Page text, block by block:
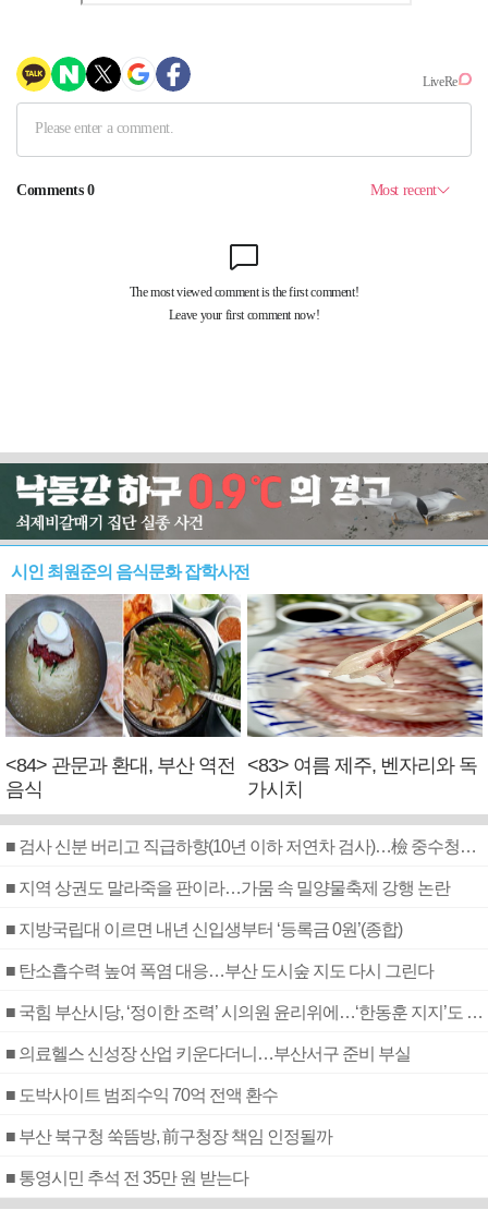
시인 최원준의 음식문화 잡학사전
<84> 관문과 환대, 부산 역전
음식
<83> 여름 제주, 벤자리와 독
가시치
■ 검사 신분 버리고 직급하향(10년 이하 저연차 검사)…檢 중수청행 기피
■ 지역 상권도 말라죽을 판이라…가뭄 속 밀양물축제 강행 논란
■ 지방국립대 이르면 내년 신입생부터 ‘등록금 0원’(종합)
■ 탄소흡수력 높여 폭염 대응…부산 도시숲 지도 다시 그린다
■ 국힘 부산시당, ‘정이한 조력’ 시의원 윤리위에…‘한동훈 지지’도 신고접수
■ 의료헬스 신성장 산업 키운다더니…부산서구 준비 부실
■ 도박사이트 범죄수익 70억 전액 환수
■ 부산 북구청 쑥뜸방, 前구청장 책임 인정될까
■ 통영시민 추석 전 35만 원 받는다